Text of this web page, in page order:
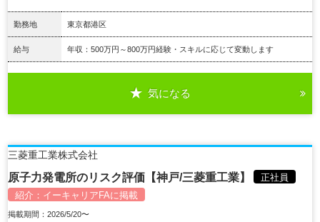
勤務地 東京都港区
給与 年収：500万円～800万円経験・スキルに応じて変動します
気になる
三菱重工業株式会社
原子力発電所のリスク評価【神戸/三菱重工業】
正社員
紹介： イーキャリアFAに掲載
掲載期間：2026/5/20〜